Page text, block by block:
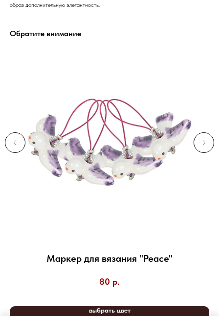
образ дополнительную элегантность.
Обратите внимание
Маркер для вязания "Peace"
80 р.
выбрать цвет